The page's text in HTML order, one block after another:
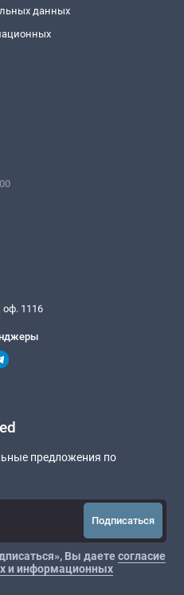
данных
1116
предложения по
Подписаться
Вы даетесогласие
и информационных